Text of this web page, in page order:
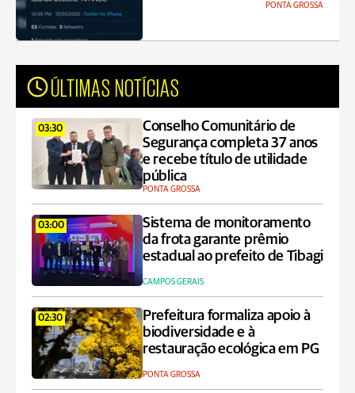
PONTA GROSSA
ÚLTIMAS NOTÍCIAS
03:30
Conselho Comunitário de
Segurança completa 37 anos
e recebe título de utilidade
pública
PONTA GROSSA
03:00
Sistema de monitoramento
da frota garante prêmio
estadual ao prefeito de Tibagi
CAMPOS GERAIS
02:30
Prefeitura formaliza apoio à
biodiversidade e à
restauração ecológica em PG
PONTA GROSSA